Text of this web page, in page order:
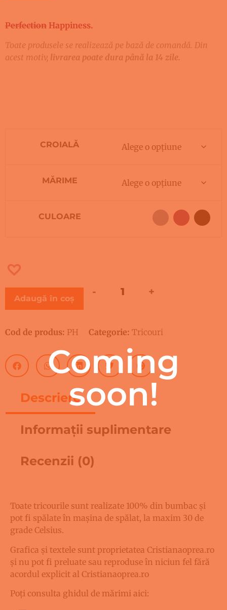
Perfection Happiness.
Toate produsele se realizează pe bază de comandă. Din
acest motiv, livrarea poate dura până la 14 zile.
CROIALĂ
MĂRIME
CULOARE
- +
Adaugă în coș
Cod de produs: PH Categorie: Tricouri
Descriere
Informații suplimentare
Recenzii (0)
Toate tricourile sunt realizate 100% din bumbac și
pot fi spălate în mașina de spălat, la maxim 30 de
grade Celsius.
Grafica și textele sunt proprietatea Cristianaoprea.ro
și nu pot fi preluate sau reproduse în niciun fel fără
acordul explicit al Cristianaoprea.ro
Poți consulta ghidul de mărimi aici:
Coming
soon!